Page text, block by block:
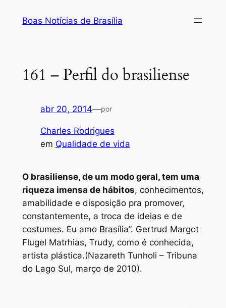
Boas Notícias de Brasília
161 – Perfil do brasiliense
abr 20, 2014—por
Charles Rodrigues
em Qualidade de vida
O brasiliense, de um modo geral, tem uma
riqueza imensa de hábitos, conhecimentos,
amabilidade e disposição pra promover,
constantemente, a troca de ideias e de
costumes. Eu amo Brasília”. Gertrud Margot
Flugel Matrhias, Trudy, como é conhecida,
artista plástica.(Nazareth Tunholi – Tribuna
do Lago Sul, março de 2010).